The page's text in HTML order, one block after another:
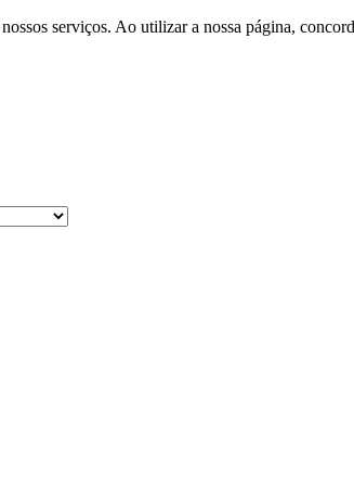
serviços. Ao utilizar a nossa página,